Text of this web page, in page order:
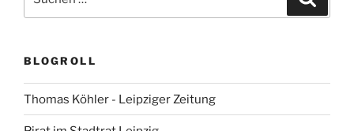
nach:
BLOGROLL
Thomas Köhler - Leipziger Zeitung